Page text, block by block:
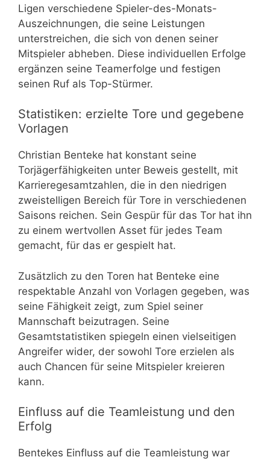
Ligen verschiedene Spieler-des-Monats-
Auszeichnungen, die seine Leistungen
unterstreichen, die sich von denen seiner
Mitspieler abheben. Diese individuellen Erfolge
ergänzen seine Teamerfolge und festigen
seinen Ruf als Top-Stürmer.
Statistiken: erzielte Tore und gegebene
Vorlagen
Christian Benteke hat konstant seine
Torjägerfähigkeiten unter Beweis gestellt, mit
Karrieregesamtzahlen, die in den niedrigen
zweistelligen Bereich für Tore in verschiedenen
Saisons reichen. Sein Gespür für das Tor hat ihn
zu einem wertvollen Asset für jedes Team
gemacht, für das er gespielt hat.
Zusätzlich zu den Toren hat Benteke eine
respektable Anzahl von Vorlagen gegeben, was
seine Fähigkeit zeigt, zum Spiel seiner
Mannschaft beizutragen. Seine
Gesamtstatistiken spiegeln einen vielseitigen
Angreifer wider, der sowohl Tore erzielen als
auch Chancen für seine Mitspieler kreieren
kann.
Einfluss auf die Teamleistung und den
Erfolg
Bentekes Einfluss auf die Teamleistung war